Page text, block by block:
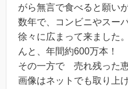
がら無言で食べると願い
数年で、コンビニやスー
徐々に広まって来ました
んと、年間約600万本！
その一方で 売れ残った
画像はネットでも取り上